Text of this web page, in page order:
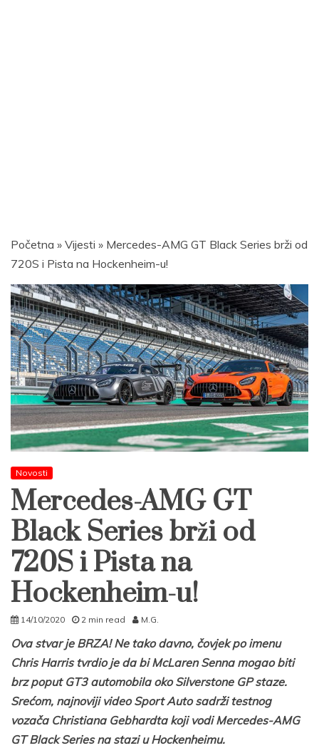
Početna » Vijesti » Mercedes-AMG GT Black Series brži od
720S i Pista na Hockenheim-u!
Novosti
Mercedes-AMG GT
Black Series brži od
720S i Pista na
Hockenheim-u!
14/10/2020 2 min read M.G.
Ova stvar je BRZA! Ne tako davno, čovjek po imenu
Chris Harris tvrdio je da bi McLaren Senna mogao biti
brz poput GT3 automobila oko Silverstone GP staze.
Srećom, najnoviji video Sport Auto sadrži testnog
vozača Christiana Gebhardta koji vodi Mercedes-AMG
GT Black Series na stazi u Hockenheimu.